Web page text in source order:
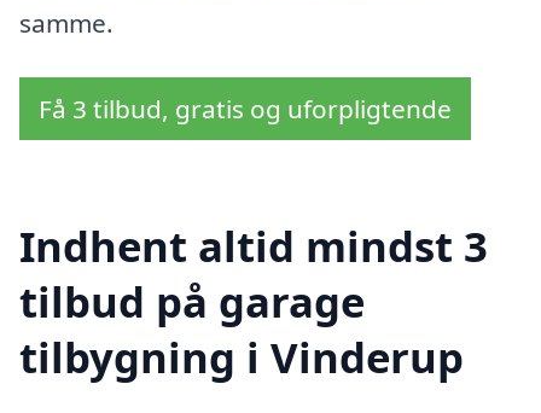
samme.
Få 3 tilbud, gratis og uforpligtende
Indhent altid mindst 3
tilbud på garage
tilbygning i Vinderup